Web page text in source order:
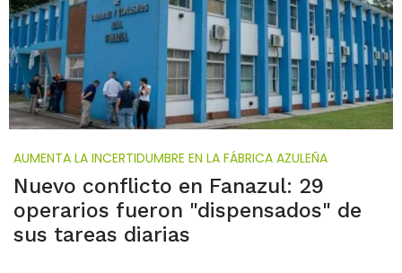
AUMENTA LA INCERTIDUMBRE EN LA FÁBRICA AZULEÑA
Nuevo conflicto en Fanazul: 29
operarios fueron "dispensados" de
sus tareas diarias